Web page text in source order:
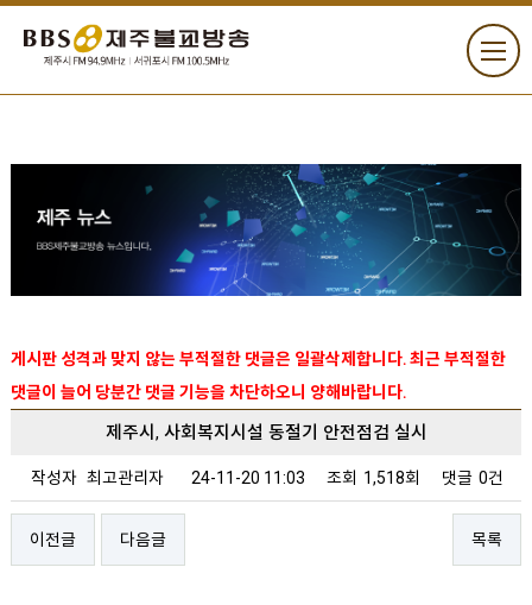
게시판 성격과 맞지 않는 부적절한 댓글은 일괄삭제합니다. 최근 부적절한
댓글이 늘어 당분간 댓글 기능을 차단하오니 양해바랍니다.
제주시, 사회복지시설 동절기 안전점검 실시
작성자 최고관리자 24-11-20 11:03 조회 1,518회 댓글 0건
이전글 다음글 목록